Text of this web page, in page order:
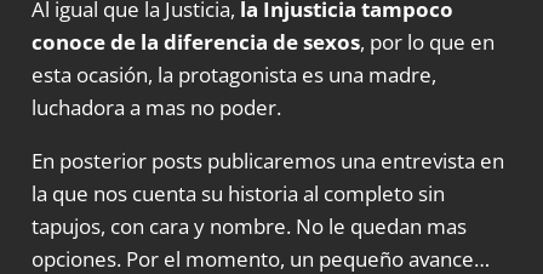
Al igual que la Justicia, la Injusticia tampoco
conoce de la diferencia de sexos, por lo que en
esta ocasión, la protagonista es una madre,
luchadora a mas no poder.
En posterior posts publicaremos una entrevista en
la que nos cuenta su historia al completo sin
tapujos, con cara y nombre. No le quedan mas
opciones. Por el momento, un pequeño avance…